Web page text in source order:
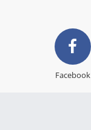
Facebook